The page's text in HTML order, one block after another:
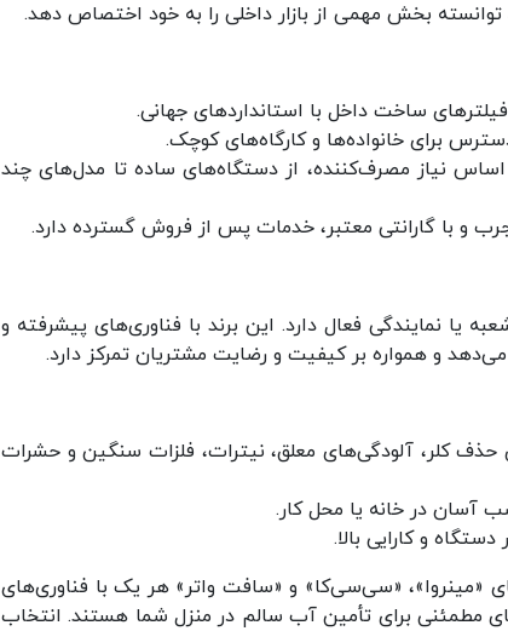
بخش مهمی از بازار داخلی را به خود اختصاص دهد.
ساخت داخل با استانداردهای جهانی.
برای خانواده‌ها و کارگاه‌های کوچک.
نیاز مصرف‌کننده، از دستگاه‌های ساده تا مدل‌های چند
گارانتی معتبر، خدمات پس از فروش گسترده دارد.
یا نمایندگی فعال دارد. این برند با فناوری‌های پیشرفته و
و همواره بر کیفیت و رضایت مشتریان تمرکز دارد.
حذف کلر، آلودگی‌های معلق، نیترات، فلزات سنگین و حشرات
آسان در خانه یا محل کار.
و کارایی بالا.
«مینروا»، «سی‌سی‌کا» و «سافت واتر» هر یک با فناوری‌های
مطمئنی برای تأمین آب سالم در منزل شما هستند. انتخاب